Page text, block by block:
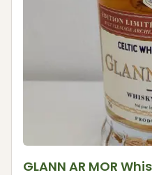
GLANN AR MOR